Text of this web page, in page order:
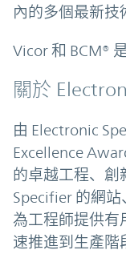
內的多個最新技
Vicor 和 BCM®
關於
由 Electronic
Excellence
的卓越工程、創
Specifier 的網
為工程師提供有
速推進到生產階